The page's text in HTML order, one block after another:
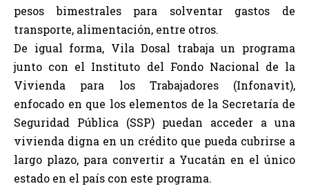
pesos bimestrales para solventar gastos de
transporte, alimentación, entre otros.
De igual forma, Vila Dosal trabaja un programa
junto con el Instituto del Fondo Nacional de la
Vivienda para los Trabajadores (Infonavit),
enfocado en que los elementos de la Secretaría de
Seguridad Pública (SSP) puedan acceder a una
vivienda digna en un crédito que pueda cubrirse a
largo plazo, para convertir a Yucatán en el único
estado en el país con este programa.